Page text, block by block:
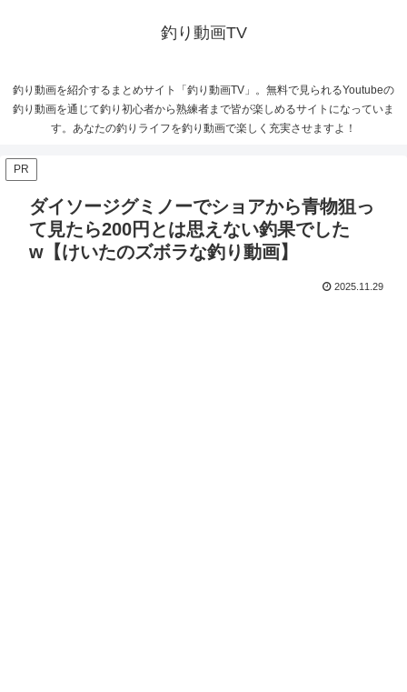
釣り動画TV
釣り動画を紹介するまとめサイト「釣り動画TV」。無料で見られるYoutubeの
釣り動画を通じて釣り初心者から熟練者まで皆が楽しめるサイトになっていま
す。あなたの釣りライフを釣り動画で楽しく充実させますよ！
PR
ダイソージグミノーでショアから青物狙っ
て見たら200円とは思えない釣果でした
w【けいたのズボラな釣り動画】
2025.11.29